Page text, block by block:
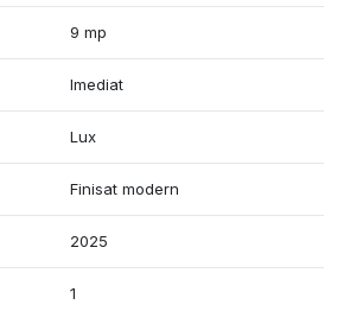
9 mp
Imediat
Lux
Finisat modern
2025
1